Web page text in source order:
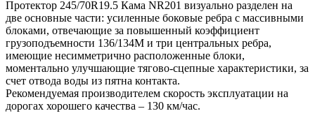
Протектор 245/70R19.5 Кама NR201 визуально разделен на
две основные части: усиленные боковые ребра с массивными
блоками, отвечающие за повышенный коэффициент
грузоподъемности 136/134М и три центральных ребра,
имеющие несимметрично расположенные блоки,
моментально улучшающие тягово-сцепные характеристики, за
счет отвода воды из пятна контакта.
Рекомендуемая производителем скорость эксплуатации на
дорогах хорошего качества – 130 км/час.